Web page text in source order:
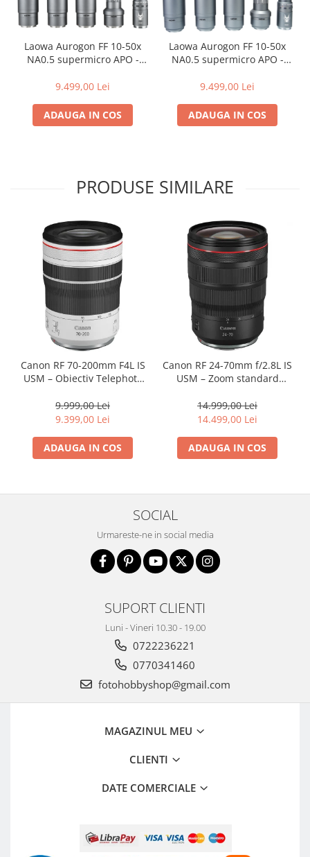
Aparate foto de colectie , Stereo
Aparate foto de colectie -
Miniaturi
Accesorii pt. aparate foto de
Camera
Aparate foto Mirrorless (SH)
Aparate foto SLR (pe film) (SH)
Aparate Foto Compacte (SH)
Obiective foto SECOND HAND
Obiective foto Mirrorless (SH)
Obiective foto DSLR (SH)
Obiective foto SLR (pe film) (SH)
Accesorii pentru obiective ,
SECOND HAND
Blitz-uri externe + accesorii ,
Blitz-uri studio , SECOND HAND
Video - Convertoare pe filet
Adaptoare pentru compacte
Genti, huse, curele
Laowa Aurogon FF 10-50x
NA0.5 supermicro APO -
9.499,00 Lei
ADAUGA IN COS
Laowa Aurogon FF 10-50x
NA0.5 supermicro APO -
9.499,00 Lei
ADAUGA IN COS
PRODUSE SIMILARE
Canon RF 70-200mm F4L IS
USM – Obiectiv Telephoto
9.999,00 Lei
9.399,00 Lei
ADAUGA IN COS
Canon RF 24-70mm f/2.8L IS
USM – Zoom standard
14.999,00 Lei
14.499,00 Lei
ADAUGA IN COS
SOCIAL
Urmareste-ne in social media
SUPORT CLIENTI
Luni - Vineri 10.30 - 19.00
0722236221
0770341460
fotohobbyshop@gmail.com
MAGAZINUL MEU
CLIENTI
DATE COMERCIALE